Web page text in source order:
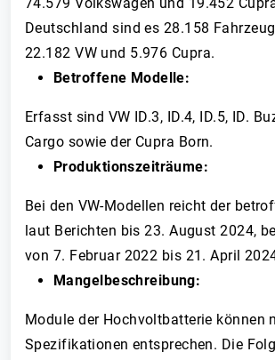
Deutschland sind es 28.158
22.182 VW und 5.976 Cupra.
Betroffene Modelle:
Erfasst sind VW ID.3, ID.4, ID.5, ID.
Cargo sowie der Cupra Born.
Produktionszeiträume:
Bei den VW-Modellen reicht der
laut Berichten bis 23. August 2024,
von 7. Februar 2022 bis 21. April
Mangelbeschreibung:
Module der Hochvoltbatterie können
Spezifikationen entsprechen. Die